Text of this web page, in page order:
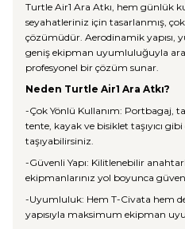
Turtle Air1 Ara Atkı, hem günlük
seyahatleriniz için tasarlanmış,
çözümüdür. Aerodinamik yapısı,
geniş ekipman uyumluluğuyla
profesyonel bir çözüm sunar.
Neden Turtle Air1 Ara Atkı?
-Çok Yönlü Kullanım: Portbagaj,
tente, kayak ve bisiklet taşıyıcı
taşıyabilirsiniz.
-Güvenli Yapı: Kilitlenebilir
ekipmanlarınız yol boyunca
-Uyumluluk: Hem T-Civata hem
yapısıyla maksimum ekipman